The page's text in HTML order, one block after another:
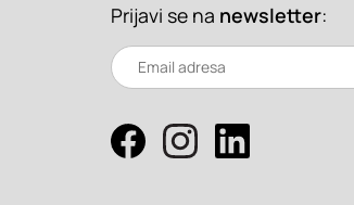
Prijavi se na newsletter: